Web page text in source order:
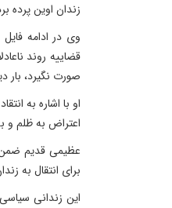
زندان اوین پرده
وی در ادامه
قضاییه روند
صورت نگیرد، بار
او با اشاره به
اعتراض به ظلم و
عظیمی قدیم ضمن
برای انتقال به
این زندانی